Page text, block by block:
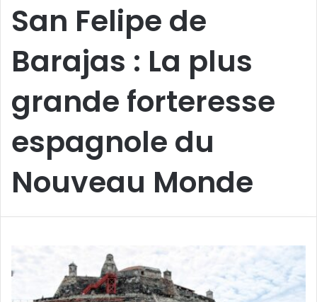
San Felipe de
Barajas : La plus
grande forteresse
espagnole du
Nouveau Monde